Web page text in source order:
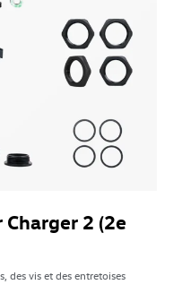
2 (2e
des vis et des entretoises